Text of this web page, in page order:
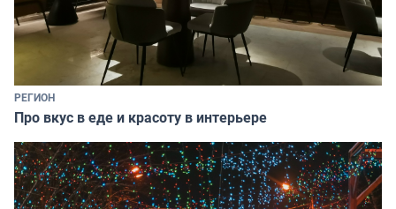
РЕГИОН
Про вкус в еде и красоту в интерьере